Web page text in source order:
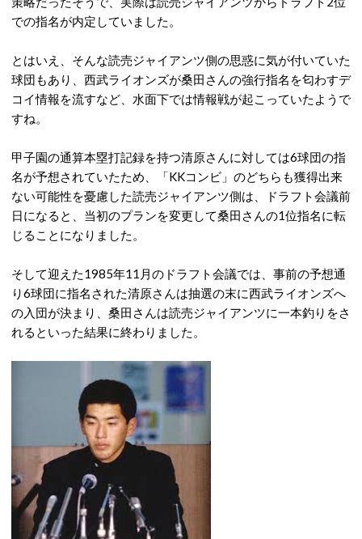
での指名が内定していました。
とはいえ、そんな読売ジャイアンツ側の思惑に気が付いていた
球団もあり、西武ライオンズが桑田さんの強行指名を匂わすデ
コイ情報を流すなど、水面下では情報戦が起こっていたようで
すね。
甲子園の通算本塁打記録を持つ清原さんに対しては6球団の指
名が予想されていたため、「KKコンビ」のどちらも獲得出来
ない可能性を憂慮した読売ジャイアンツ側は、ドラフト会議前
日になると、当初のプランを変更して桑田さんの1位指名に転
じることになりました。
そして迎えた1985年11月のドラフト会議では、事前の予想通
り6球団に指名された清原さんは抽選の末に西武ライオンズへ
の入団が決まり、桑田さんは読売ジャイアンツに一本釣りをさ
れるといった結果に終わりました。